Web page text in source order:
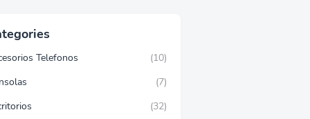
Telefonos
(10)
(7)
(32)